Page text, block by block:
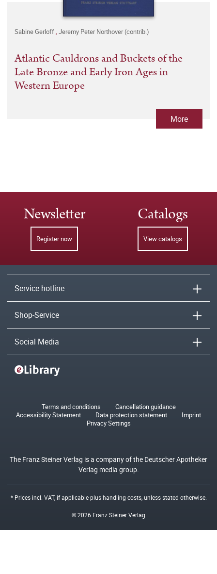
Sabine Gerloff, Jeremy Peter Northover (contrib.)
Atlantic Cauldrons and Buckets of the
Late Bronze and Early Iron Ages in
Western Europe
More
Newsletter
Register now
Catalogs
View catalogs
Service hotline
Shop-Service
Social Media
Terms and conditions
Cancellation guidance
Accessibility Statement
Data protection statement
Imprint
Privacy Settings
The Franz Steiner Verlag is a company of the Deutscher Apotheker
Verlag media group.
* Prices incl. VAT, if applicable plushandling costs, unless stated otherwise.
© 2026 Franz Steiner Verlag